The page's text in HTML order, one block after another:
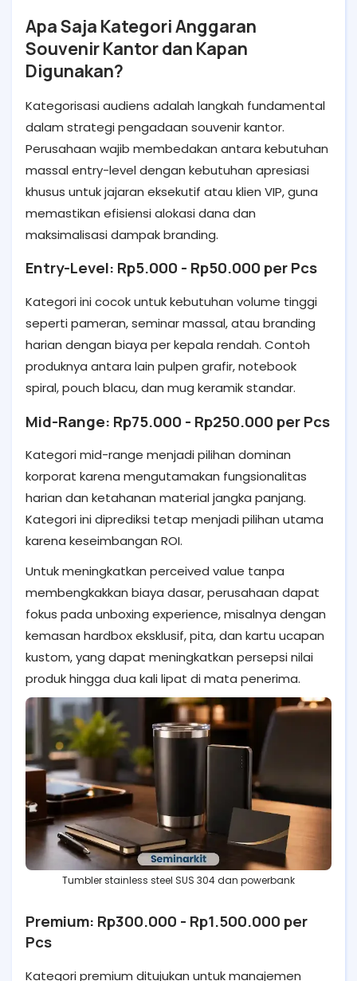
Apa Saja Kategori Anggaran
Souvenir Kantor dan Kapan
Digunakan?
Kategorisasi audiens adalah langkah fundamental
dalam strategi pengadaan souvenir kantor.
Perusahaan wajib membedakan antara kebutuhan
massal entry-level dengan kebutuhan apresiasi
khusus untuk jajaran eksekutif atau klien VIP, guna
memastikan efisiensi alokasi dana dan
maksimalisasi dampak branding.
Entry-Level: Rp5.000 - Rp50.000 per Pcs
Kategori ini cocok untuk kebutuhan volume tinggi
seperti pameran, seminar massal, atau branding
harian dengan biaya per kepala rendah. Contoh
produknya antara lain pulpen grafir, notebook
spiral, pouch blacu, dan mug keramik standar.
Mid-Range: Rp75.000 - Rp250.000 per Pcs
Kategori mid-range menjadi pilihan dominan
korporat karena mengutamakan fungsionalitas
harian dan ketahanan material jangka panjang.
Kategori ini diprediksi tetap menjadi pilihan utama
karena keseimbangan ROI.
Untuk meningkatkan perceived value tanpa
membengkakkan biaya dasar, perusahaan dapat
fokus pada unboxing experience, misalnya dengan
kemasan hardbox eksklusif, pita, dan kartu ucapan
kustom, yang dapat meningkatkan persepsi nilai
produk hingga dua kali lipat di mata penerima.
Tumbler stainless steel SUS 304 dan powerbank
Premium: Rp300.000 - Rp1.500.000 per
Pcs
Kategori premium ditujukan untuk manajemen